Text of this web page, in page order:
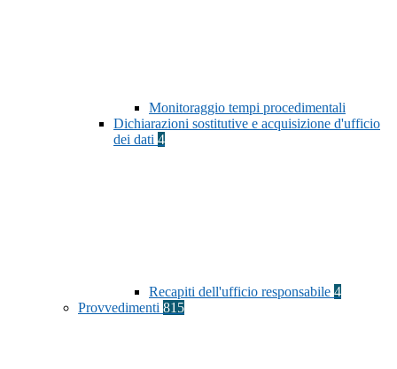
Monitoraggio tempi procedimentali
Dichiarazioni sostitutive e acquisizione d'ufficio
dei dati 4
Recapiti dell'ufficio responsabile 4
Provvedimenti 815